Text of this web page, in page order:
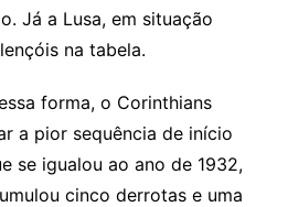
Já a Lusa, em situação
na tabela.
forma, o Corinthians
a pior sequência de início
se igualou ao ano de 1932,
cinco derrotas e uma